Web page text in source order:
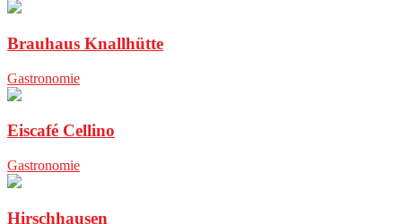
Brauhaus Knallhütte
Gastronomie
Eiscafé Cellino
Gastronomie
Hirschhausen